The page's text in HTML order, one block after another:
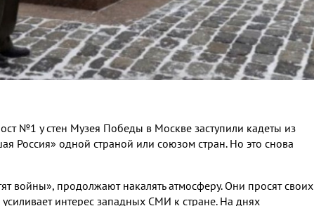
№1 у стен Музея Победы в Москве заступили кадеты из
Россия» одной страной или союзом стран. Но это снова
войны», продолжают накалять атмосферу. Они просят своих
интерес западных СМИ к стране. На днях